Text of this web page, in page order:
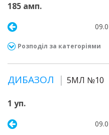
185 амп.
Розподіл за категоріями
ДИБАЗОЛ 5МЛ №10
1 уп.